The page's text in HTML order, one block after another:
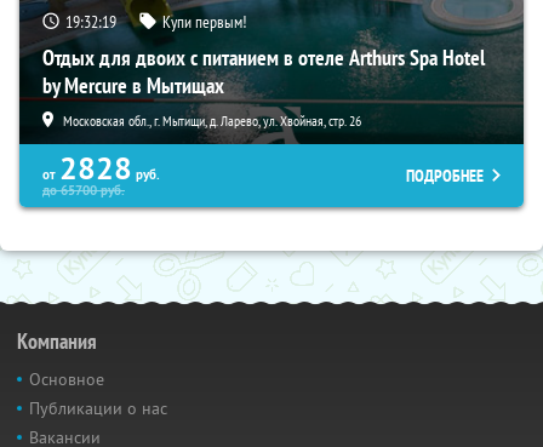
19:32:17 Купи первым!
Отдых для двоих с питанием в отеле Arthurs Spa Hotel
by Mercure в Мытищах
Московская обл., г. Мытищи, д. Ларево, ул. Хвойная, стр. 26
от 2828 руб.
до65700руб.
ПОДРОБНЕЕ
Компания
Основное
Публикации о нас
Вакансии